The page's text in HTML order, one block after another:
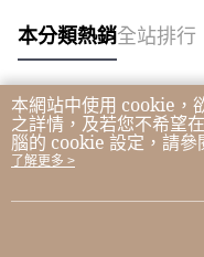
本分類熱銷全站排行
熱門標籤
本網站中使用 cookie，
之詳情，及若您不希望
腦的 cookie 設定，請參
聲明。您繼續使用本網
了解更多 >